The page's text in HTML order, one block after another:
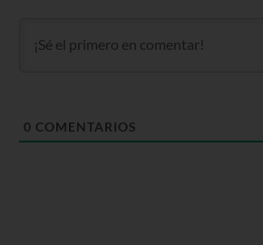
0 COMENTARIOS